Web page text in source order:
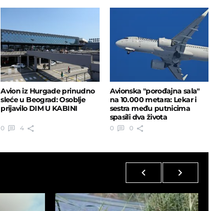
Avion iz Hurgade prinudno
sleće u Beograd: Osoblje
prijavilo DIM U KABINI
0 4
Avionska "porođajna sala"
na 10.000 metara: Lekar i
sestra među putnicima
spasili dva života
0 0
Priština